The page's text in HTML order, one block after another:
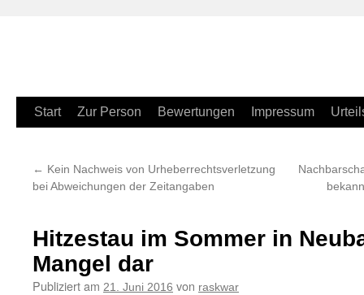
Zum
springen
Start Zur Person Bewertungen Impressum
← Kein Nachweis von Urheberrechtsverletzung
bei Abweichungen der Zeitangaben
Hitzestau im Sommer in
Mangel dar
Publiziert am 21. Juni 2016 von raskwar